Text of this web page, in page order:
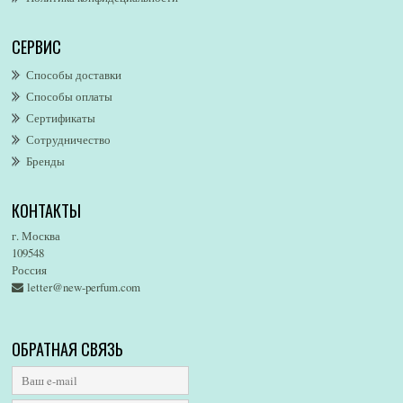
Alfred Sung
AllSaints
Alsayad
Altaia
Alvarez Gomez
Alviero Martini
Alyson Oldoini
American Eagle
Amore Segreto
Amorino
Amouage
Amzan
Anat Fritz
Andre D`Archer
СЕРВИС
Способы доставки
Способы оплаты
Сертификаты
Сотрудничество
Бренды
КОНТАКТЫ
г. Москва
109548
Россия
letter@new-perfum.com
ОБРАТНАЯ СВЯЗЬ